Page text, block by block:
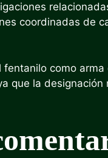
coordinadas de
como
que la designación